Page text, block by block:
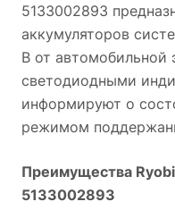
5133002893
аккумуляторов
В от автомобильной
светодиодными
информируют о
режимом
Преимущества Ryobi
5133002893